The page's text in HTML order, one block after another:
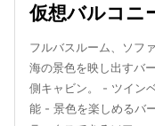
仮想バルコニ
フルバスルーム、ソフ
海の景色を映し出すバ
側キャビン。 - ツイン
能 - 景色を楽しめるバ